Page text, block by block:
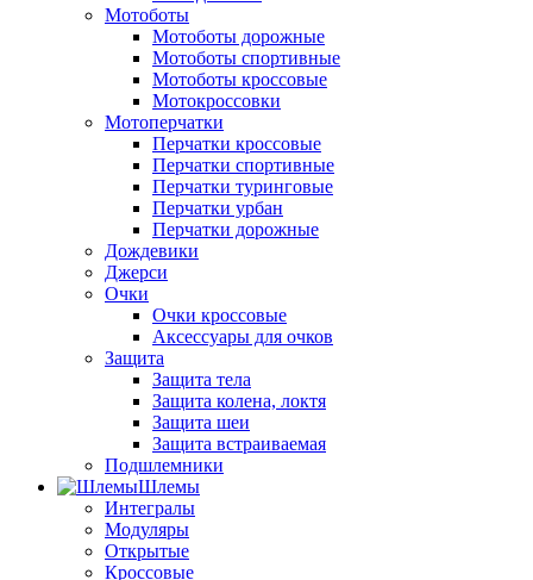
Мотоботы
Мотоботы дорожные
Мотоботы спортивные
Мотоботы кроссовые
Мотокроссовки
Мотоперчатки
Перчатки кроссовые
Перчатки спортивные
Перчатки туринговые
Перчатки урбан
Перчатки дорожные
Дождевики
Джерси
Очки
Очки кроссовые
Аксессуары для очков
Защита
Защита тела
Защита колена, локтя
Защита шеи
Защита встраиваемая
Подшлемники
Шлемы
Интегралы
Модуляры
Открытые
Кроссовые